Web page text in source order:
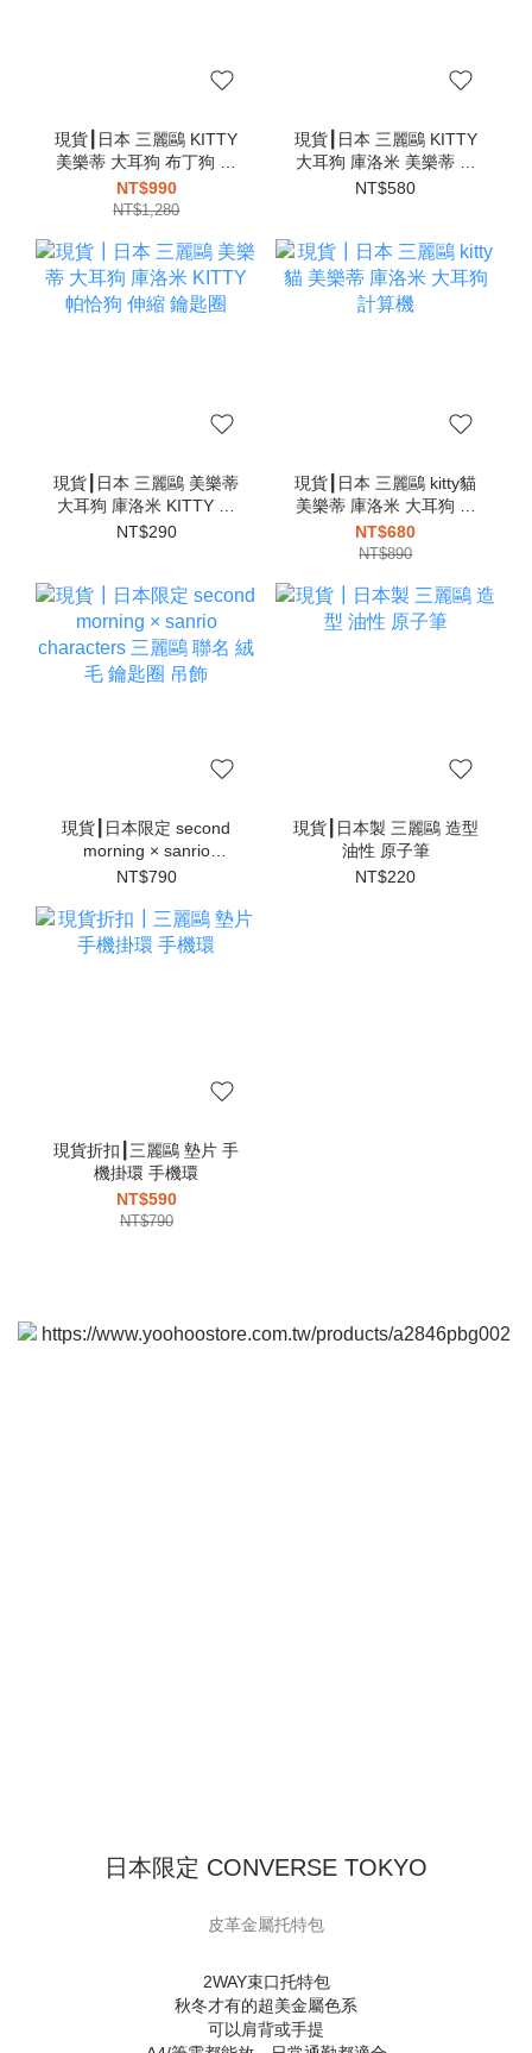
現貨┃日本 三麗鷗 KITTY
美樂蒂 大耳狗 布丁狗 史
努比 玻璃吸管
NT$990
NT$1,280
現貨┃日本 三麗鷗 KITTY
大耳狗 庫洛米 美樂蒂 歐
拉夫 布丁狗 帕恰狗 針織
NT$580
現貨┃日本 三麗鷗 美樂蒂
大耳狗 庫洛米 KITTY 帕
恰狗 伸縮 鑰匙圈
NT$290
現貨┃日本 三麗鷗 kitty貓
美樂蒂 庫洛米 大耳狗 計
算機
NT$680
NT$890
現貨┃日本限定 second
morning × sanrio
characters 三麗鷗 聯名
NT$790
現貨┃日本製 三麗鷗 造型
油性 原子筆
NT$220
現貨折扣┃三麗鷗 墊片 手
機掛環 手機環
NT$590
NT$790
日本限定 CONVERSE TOKYO
皮革金屬托特包
2WAY束口托特包
秋冬才有的超美金屬色系
可以肩背或手提